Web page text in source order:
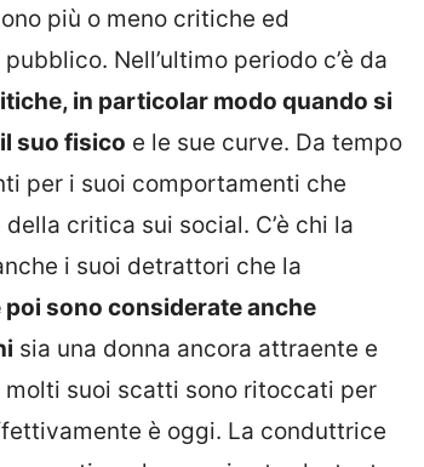
più o meno critiche ed
Nell’ultimo periodo c’è da
in particolar modo quando si
suo fisico e le sue curve. Da tempo
per i suoi comportamenti che
critica sui social. C’è chi la
i suoi detrattori che la
sono considerate anche
sia una donna ancora attraente e
suoi scatti sono ritoccati per
è oggi. La conduttrice